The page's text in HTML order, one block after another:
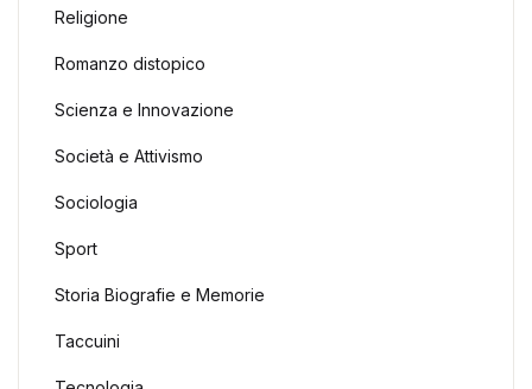
Religione
Romanzo distopico
Scienza e Innovazione
Società e Attivismo
Sociologia
Sport
Storia Biografie e Memorie
Taccuini